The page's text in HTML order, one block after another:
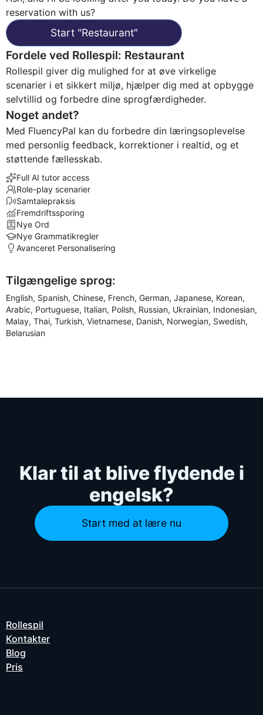
reservation with us?
Start"Restaurant"
Fordele ved Rollespil: Restaurant
Rollespil giver dig mulighed for at øve virkelige
scenarier i et sikkert miljø, hjælper dig med at opbygge
selvtillid og forbedre dine sprogfærdigheder.
Noget andet?
Med FluencyPal kan du forbedre din læringsoplevelse
med personlig feedback, korrektioner i realtid, og et
støttende fællesskab.
Full AI tutor access
Role-play scenarier
Samtalepraksis
Fremdriftssporing
Nye Ord
Nye Grammatikregler
Avanceret Personalisering
Tilgængelige sprog:
English, Spanish, Chinese, French, German, Japanese, Korean,
Arabic, Portuguese, Italian, Polish, Russian, Ukrainian, Indonesian,
Malay, Thai, Turkish, Vietnamese, Danish, Norwegian, Swedish,
Belarusian
Klar til at blive flydende i
engelsk?
Start med at lære nu
Rollespil
Kontakter
Blog
Pris